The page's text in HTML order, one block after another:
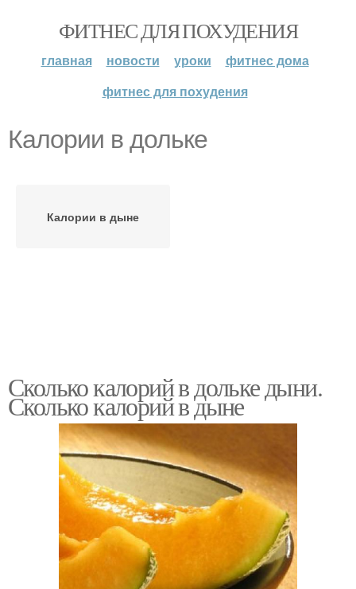
ФИТНЕС ДЛЯ ПОХУДЕНИЯ
главная новости уроки
фитнес дома
фитнес для похудения
Калории в дольке
Калории в дыне
Сколько калорий в дольке дыни.
Сколько калорий в дыне